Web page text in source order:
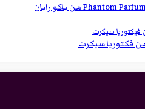
فكتوريا سيكرت